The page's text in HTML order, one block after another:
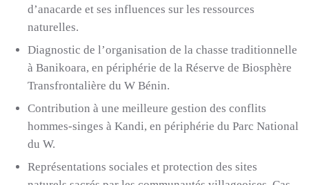
d’anacarde et ses influences sur les ressources
naturelles.
Diagnostic de l’organisation de la chasse traditionnelle
à Banikoara, en périphérie de la Réserve de Biosphère
Transfrontalière du W Bénin.
Contribution à une meilleure gestion des conflits
hommes-singes à Kandi, en périphérie du Parc National
du W.
Représentations sociales et protection des sites